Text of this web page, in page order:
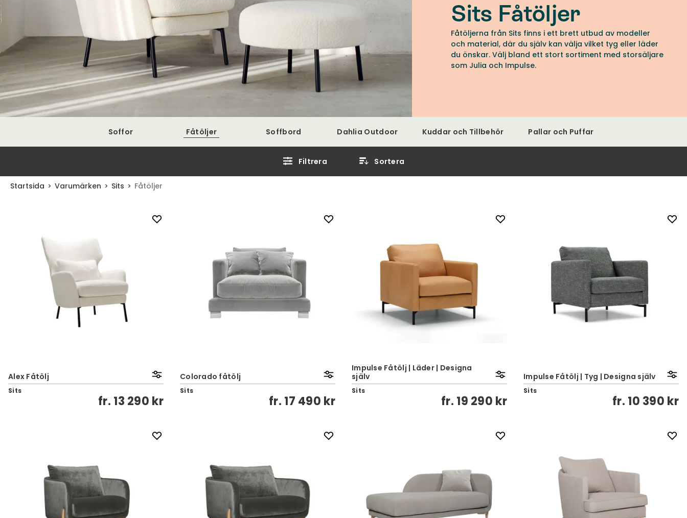
Sits Fåtöljer
Fåtöljerna från Sits finns i ett brett utbud av modeller
och material, där du själv kan välja vilket tyg eller läder
du önskar. Välj bland ett stort sortiment med storsäljare
som Julia och Impulse.
Soffor Fåtöljer Soffbord Dahlia Outdoor Kuddar och Tillbehör Pallar och Puffar
Filtrera Sortera
Startsida Varumärken Sits Fåtöljer
Alex Fåtölj
Sits
fr. 13 290 kr
Colorado fåtölj
Sits
fr. 17 490 kr
Impulse Fåtölj | Läder | Designa
själv
Sits
fr. 19 290 kr
Impulse Fåtölj | Tyg | Designa själv
Sits
fr. 10 390 kr